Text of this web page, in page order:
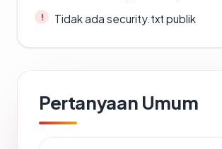
Tidak ada security.txt publik
Pertanyaan Umum